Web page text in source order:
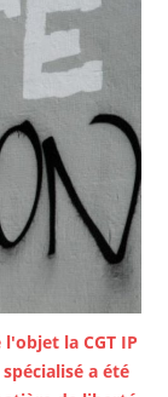
la CGT IP
a été